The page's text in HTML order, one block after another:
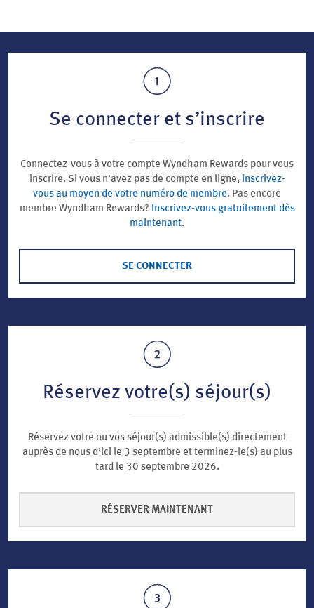
Se connecter et s’inscrire
Connectez-vous à votre compte Wyndham Rewards pour vous
inscrire. Si vous n’avez pas de compte en ligne, inscrivez-
vous au moyen de votre numéro de membre. Pas encore
membre Wyndham Rewards? Inscrivez-vous gratuitement dès
maintenant.
SE CONNECTER
Réservez votre(s) séjour(s)
Réservez votre ou vos séjour(s) admissible(s) directement
auprès de nous d’ici le 3 septembre et terminez-le(s) au plus
tard le 30 septembre 2026.
RÉSERVER MAINTENANT